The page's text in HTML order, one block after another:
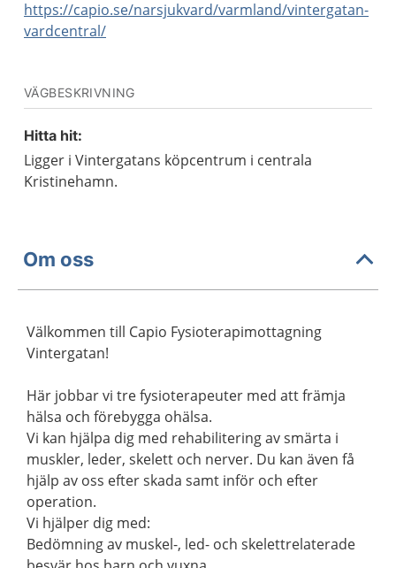
https://capio.se/narsjukvard/varmland/vintergatan-
vardcentral/
VÄGBESKRIVNING
Hitta hit:
Ligger i Vintergatans köpcentrum i centrala
Kristinehamn.
Om oss
Välkommen till Capio Fysioterapimottagning
Vintergatan!
Här jobbar vi tre fysioterapeuter med att främja
hälsa och förebygga ohälsa.
Vi kan hjälpa dig med rehabilitering av smärta i
muskler, leder, skelett och nerver. Du kan även få
hjälp av oss efter skada samt inför och efter
operation.
Vi hjälper dig med:
Bedömning av muskel-, led- och skelettrelaterade